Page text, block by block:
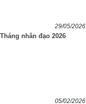
29/05/2026
nhân đạo 2026
05/02/2026